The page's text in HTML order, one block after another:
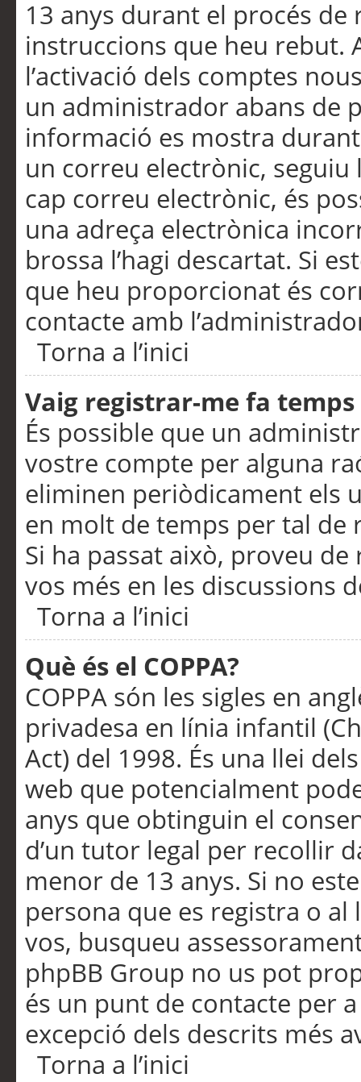
13 anys durant el procés de
instruccions que heu rebut.
l’activació dels comptes
un administrador abans de
informació es mostra
un correu electrònic,
cap correu electrònic, és
una adreça electrònica
brossa l’hagi descartat. Si
que heu proporcionat és
contacte amb
Torna a l’inici
Vaig registrar-me fa
És possible que un
vostre compte per alguna
eliminen periòdicament els
en molt de temps per tal de
Si ha passat això, proveu
vos més en les discussions
Torna a l’inici
Què és el COPPA?
COPPA són les sigles en
privadesa en línia infantil
Act) del 1998. És una llei
web que potencialment
anys que obtinguin el
d’un tutor legal per recollir
menor de 13 anys. Si no
persona que es registra o
vos, busqueu
phpBB Group no us pot
és un punt de contacte per
excepció dels descrits més
Torna a l’inici